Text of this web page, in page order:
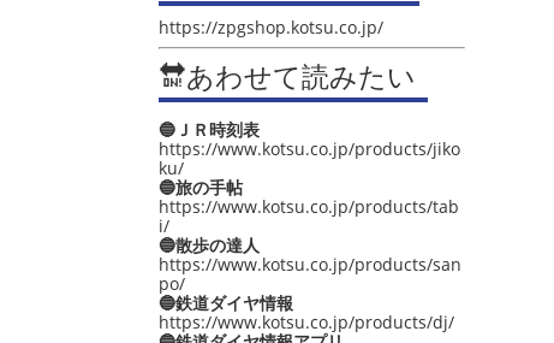
https://zpgshop.kotsu.co.jp/
🔛あわせて読みたい
🔵ＪＲ時刻表
https://www.kotsu.co.jp/products/jiko
ku/
🔵旅の手帖
https://www.kotsu.co.jp/products/tab
i/
🔵散歩の達人
https://www.kotsu.co.jp/products/san
po/
🔵鉄道ダイヤ情報
https://www.kotsu.co.jp/products/dj/